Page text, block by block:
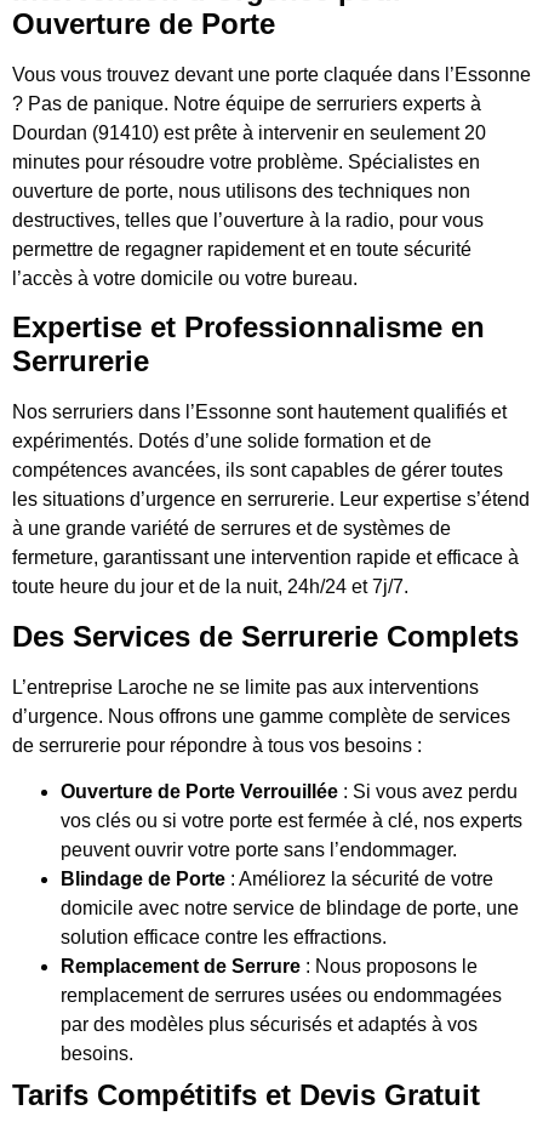
Ouverture de Porte
Vous vous trouvez devant une porte claquée dans l’Essonne
? Pas de panique. Notre équipe de serruriers experts à
Dourdan (91410) est prête à intervenir en seulement 20
minutes pour résoudre votre problème. Spécialistes en
ouverture de porte, nous utilisons des techniques non
destructives, telles que l’ouverture à la radio, pour vous
permettre de regagner rapidement et en toute sécurité
l’accès à votre domicile ou votre bureau.
Expertise et Professionnalisme en
Serrurerie
Nos serruriers dans l’Essonne sont hautement qualifiés et
expérimentés. Dotés d’une solide formation et de
compétences avancées, ils sont capables de gérer toutes
les situations d’urgence en serrurerie. Leur expertise s’étend
à une grande variété de serrures et de systèmes de
fermeture, garantissant une intervention rapide et efficace à
toute heure du jour et de la nuit, 24h/24 et 7j/7.
Des Services de Serrurerie Complets
L’entreprise Laroche ne se limite pas aux interventions
d’urgence. Nous offrons une gamme complète de services
de serrurerie pour répondre à tous vos besoins :
Ouverture de Porte Verrouillée : Si vous avez perdu
vos clés ou si votre porte est fermée à clé, nos experts
peuvent ouvrir votre porte sans l’endommager.
Blindage de Porte : Améliorez la sécurité de votre
domicile avec notre service de blindage de porte, une
solution efficace contre les effractions.
Remplacement de Serrure : Nous proposons le
remplacement de serrures usées ou endommagées
par des modèles plus sécurisés et adaptés à vos
besoins.
Tarifs Compétitifs et Devis Gratuit